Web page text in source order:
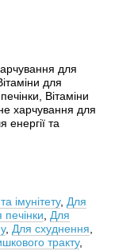
для
для
Вітаміни
харчування для
енергії та
імунітету, Для
печінки
Для
, Для схуднення
тракту,